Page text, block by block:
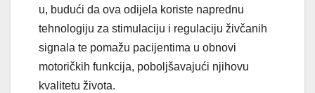
u, budući da ova odijela koriste naprednu
tehnologiju za stimulaciju i regulaciju živčanih
signala te pomažu pacijentima u obnovi
motoričkih funkcija, poboljšavajući njihovu
kvalitetu života.